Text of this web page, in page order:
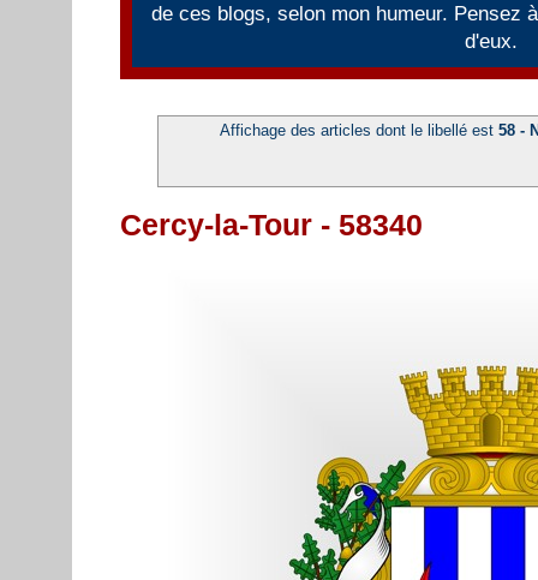
de ces blogs, selon mon humeur. Pensez
d'eux.
Affichage des articles dont le libellé est58 -
Cercy-la-Tour - 58340